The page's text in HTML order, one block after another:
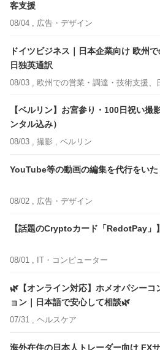
客支援
08/04 , 広告・デザイン
ドイツビジネス｜日本企業向け 欧州
日独英通訳
08/03 , 欧州での営業・調達・技術支援、
【ベルリン】お宮参り・100日祝い撮
ンタル込み）
08/03 , 撮影 , ベルリン
YouTube等の動画の編集を代行をいた
08/02 , 広告・デザイン
【話題のCryptoカード「RedotPay」】
08/01 , IT・コンピューター
🌿【オンライン対応】ホメオパシーコ
ョン｜日本語で安心して相談🌿
07/31 , ヘルスケア
海外在住の日本人トレーダー向け FX